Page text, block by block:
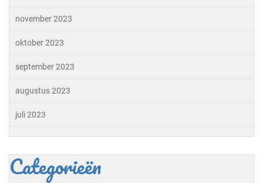
november 2023
oktober 2023
september 2023
augustus 2023
juli 2023
Categorieën